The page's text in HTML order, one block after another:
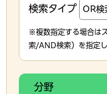
検索タイプ
※複数指定する場合は
索/AND検索）を指定
分野